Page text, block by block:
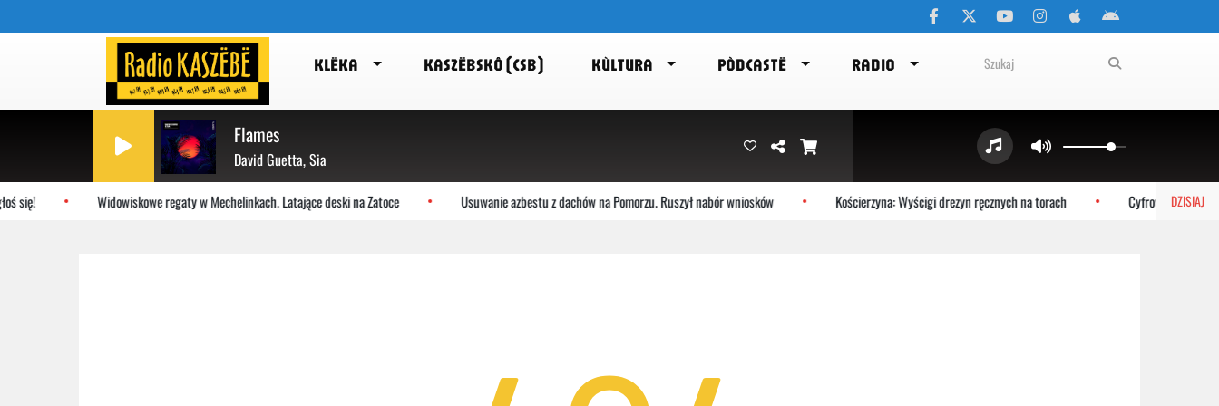
KLËKA KASZËBSKÔ (CSB) KÙLTURA PÒDCASTË RADIO
Flames
David Guetta, Sia
DZISIAJ
się! Widowiskowe regaty w Mechelinkach. Latające deski na Zatoce Usuwanie azbestu z dachów na Pomorzu. Ruszył nabór wniosków Kościerzyna: Wyścigi drezyn ręcznych na torach Cyfrowy bliźniak